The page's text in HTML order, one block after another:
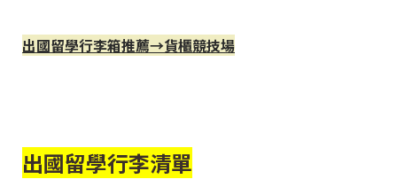
出國留學行李箱推薦→貨櫃競技場
出國留學行李清單